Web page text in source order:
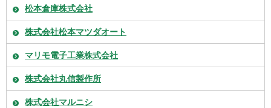
松本倉庫株式会社
株式会社松本マツダオート
マリモ電子工業株式会社
株式会社丸信製作所
株式会社マルニシ